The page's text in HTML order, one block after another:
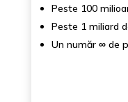
Peste 100
Peste 1 miliard
Un număr ∞de